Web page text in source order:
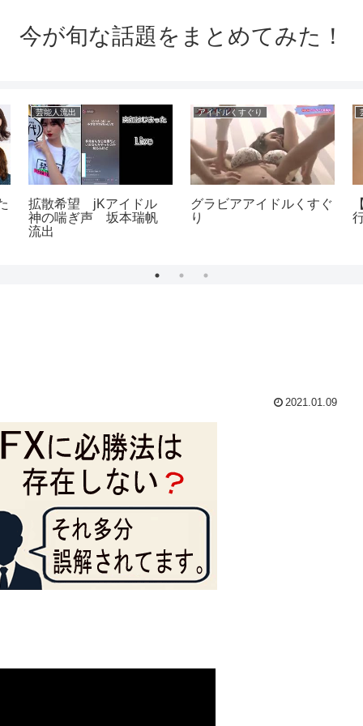
今が旬な話題をまとめてみた！
芸能人流出
拡散希望 jKアイドル
神の喘ぎ声 坂本瑞帆
流出
アイドルくすぐり
グラビアアイドルくすぐ
り
2021.01.09